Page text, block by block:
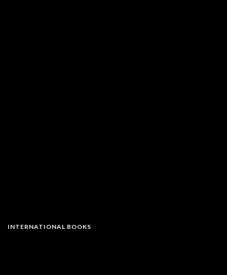
INTERNATIONAL BOOKS